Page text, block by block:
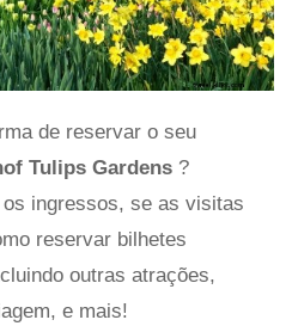
de reservar o seu
Tulips Gardens ?
ingressos, se as visitas
reservar bilhetes
outras atrações,
e mais!